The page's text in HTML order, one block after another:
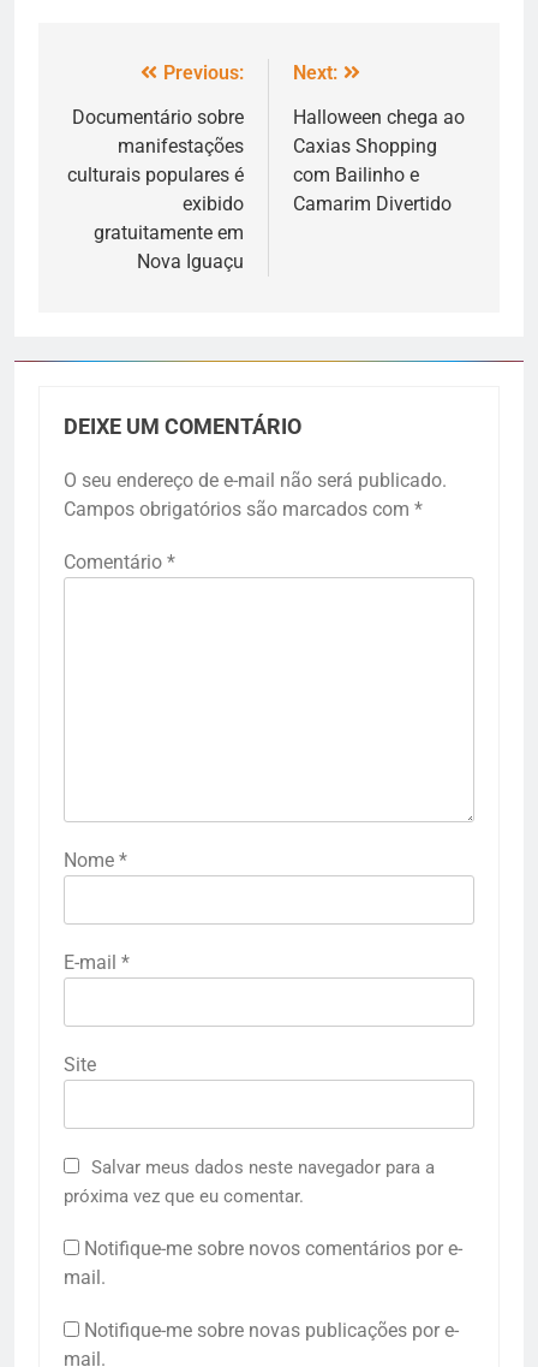
Previous:
Documentário sobre
manifestações
culturais populares é
exibido
gratuitamente em
Nova Iguaçu
Next:
Halloween chega ao
Caxias Shopping
com Bailinho e
Camarim Divertido
DEIXE UM COMENTÁRIO
O seu endereço de e-mail não será publicado.
Campos obrigatórios são marcados com *
Comentário *
Nome *
E-mail *
Site
Salvar meus dados neste navegador para a
próxima vez que eu comentar.
Notifique-me sobre novos comentários por e-
mail.
Notifique-me sobre novas publicações por e-
mail.